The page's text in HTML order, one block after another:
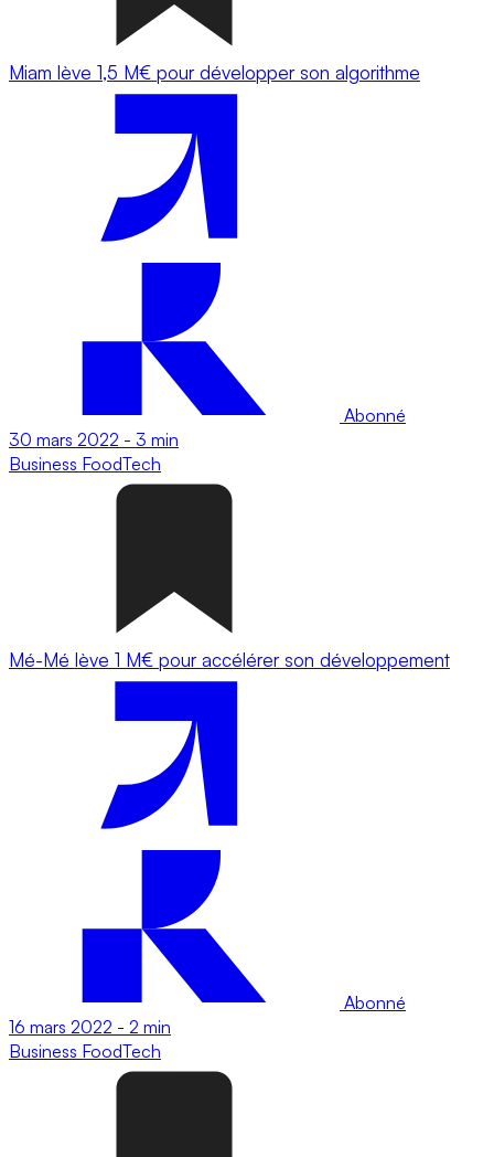
Miam lève 1,5 M€ pour développer son algorithme
Abonné
30 mars 2022 - 3 min
Business FoodTech
Mé-Mé lève 1 M€ pour accélérer son développement
Abonné
16 mars 2022 - 2 min
Business FoodTech